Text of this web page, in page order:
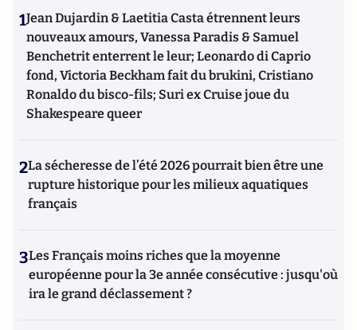
1Jean Dujardin & Laetitia Casta étrennent leurs
nouveaux amours, Vanessa Paradis & Samuel
Benchetrit enterrent le leur; Leonardo di Caprio
fond, Victoria Beckham fait du brukini, Cristiano
Ronaldo du bisco-fils; Suri ex Cruise joue du
Shakespeare queer
2La sécheresse de l’été 2026 pourrait bien être une
rupture historique pour les milieux aquatiques
français
3Les Français moins riches que la moyenne
européenne pour la 3e année consécutive : jusqu'où
ira le grand déclassement ?